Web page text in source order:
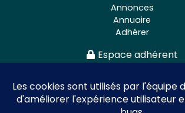
Annonces
Annuaire
Adhérer
Espace adhérent